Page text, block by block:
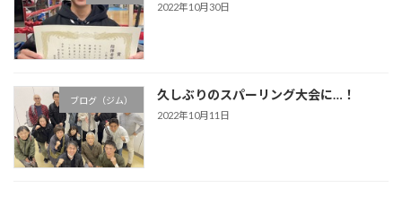
2022年10月30日
ブログ（ジム） 久しぶりのスパーリング大会に…！
2022年10月11日